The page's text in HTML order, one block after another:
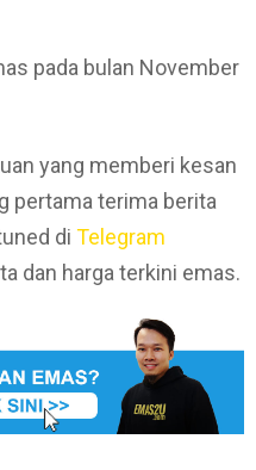
pada bulan November
yang memberi kesan
pertama terima berita
di Telegram
dan harga terkini emas.